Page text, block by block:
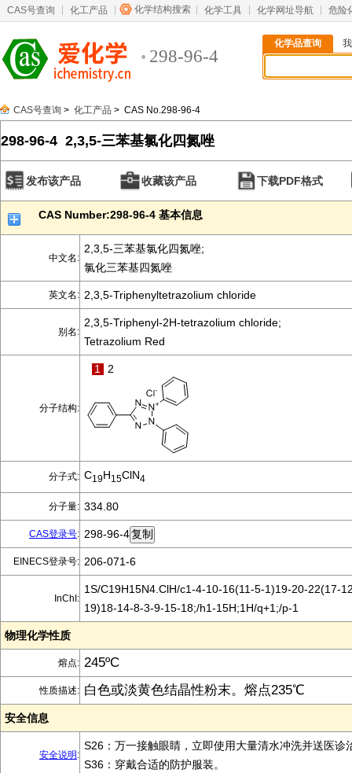
CAS号查询 化工产品 化学结构搜索 化学工具 化学网址导航 危险
298-96-4
化学品查询
CAS号查询 > 化工产品 > CAS No.298-96-4
298-96-4 2,3,5-三苯基氯化四氮唑
发布该产品 收藏该产品 下载PDF格式
CAS Number:298-96-4 基本信息
中文名:
2,3,5-三苯基氯化四氮唑;
氯化三苯基四氮唑
英文名: 2,3,5-Triphenyltetrazolium chloride
别名:
2,3,5-Triphenyl-2H-tetrazolium chloride;
Tetrazolium Red
分子结构:
1 2
分子式: C19H15ClN4
分子量: 334.80
CAS登录号: 298-96-4
EINECS登录号: 206-071-6
InChI:
1S/C19H15N4.ClH/c1-4-10-16(11-5-1)19-20-22(17-
19)18-14-8-3-9-15-18;/h1-15H;1H/q+1;/p-1
物理化学性质
熔点: 245ºC
性质描述: 白色或淡黄色结晶性粉末。熔点235℃
安全信息
安全说明 :
S26：万一接触眼睛，立即使用大量清水冲洗并送医诊
S36：穿戴合适的防护服装。